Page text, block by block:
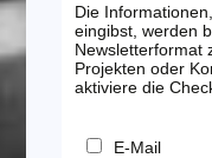
Die
eingibst, werden
Newsletterformat
Projekten oder
aktiviere die
E-Mail